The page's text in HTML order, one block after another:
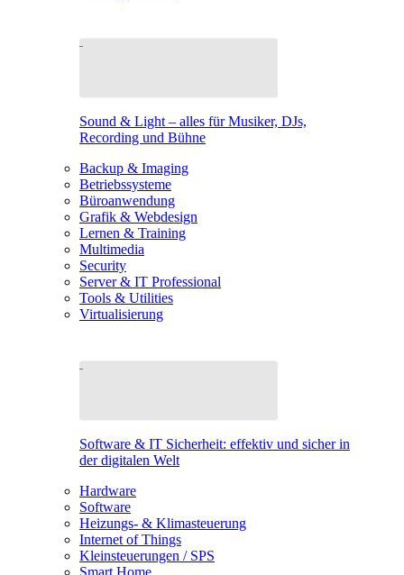
Sound & Light – alles für Musiker, DJs,
Recording und Bühne
Backup & Imaging
Betriebssysteme
Büroanwendung
Grafik & Webdesign
Lernen & Training
Multimedia
Security
Server & IT Professional
Tools & Utilities
Virtualisierung
Software & IT Sicherheit: effektiv und sicher in
der digitalen Welt
Hardware
Software
Heizungs- & Klimasteuerung
Internet of Things
Kleinsteuerungen / SPS
Smart Home